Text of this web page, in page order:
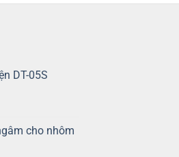
DT-05S
cho nhôm